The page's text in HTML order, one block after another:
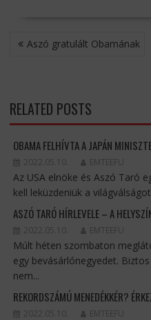
BEJEGYZÉS
NAVIGÁCIÓ
Aszó gratulált Obamának
RELATED POSTS
OBAMA FELHÍVTA A JAPÁN
2022.05.10. EMTEEFU
Az USA elnöke és Aszó Taró
kell leküzdeniük a
ASZÓ TARÓ HÍRLEVELE – A
2022.05.10. EMTEEFU
Múlt héten szombaton
egy bevásárlónegyedet.
nem...
REKORDSZÁMÚ MENEDÉKKÉR?
2022.05.10. EMTEEFU